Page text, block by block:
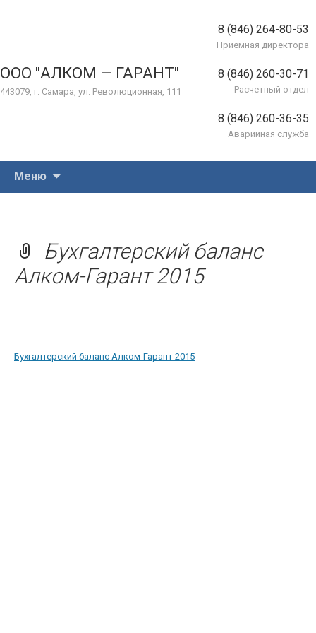
ООО "АЛКОМ — ГАРАНТ"
443079, г. Самара, ул. Революционная, 111
8 (846) 264-80-53
Приемная директора
8 (846) 260-30-71
Расчетный отдел
8 (846) 260-36-35
Аварийная служба
Меню
Бухгалтерский баланс
Алком-Гарант 2015
Бухгалтерский баланс Алком-Гарант 2015